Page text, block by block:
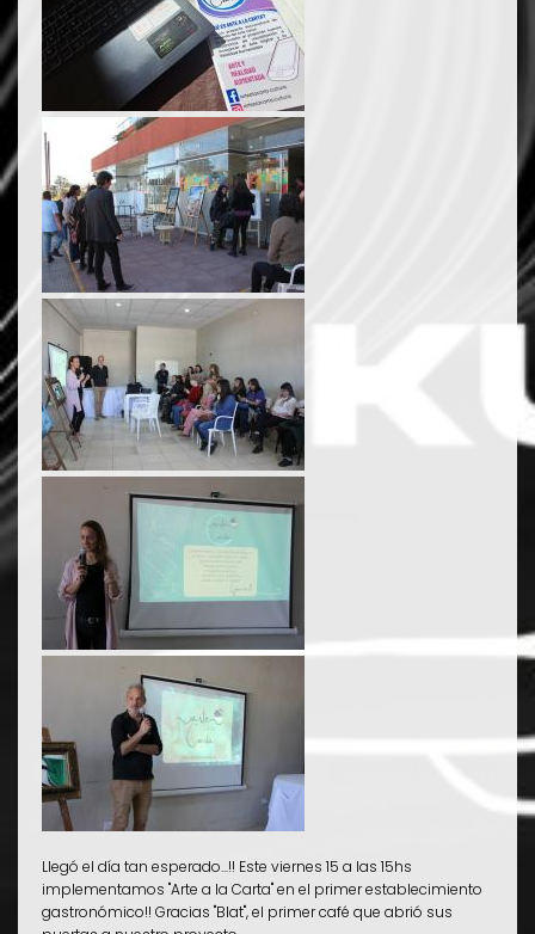
Llegó el día tan esperado...!! Este viernes 15 a las 15hs
implementamos "Arte a la Carta" en el primer establecimiento
gastronómico!! Gracias "Blat", el primer café que abrió sus